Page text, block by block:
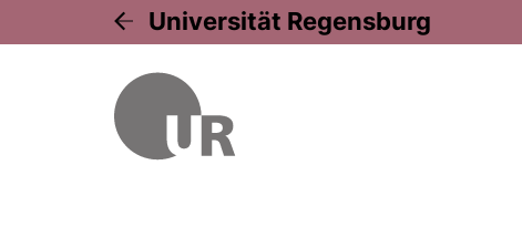
Universität Regensburg